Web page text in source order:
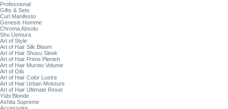
Professional
Gifts & Sets
Curl Manifesto
Genesis Homme
Chroma Absolu
Shu Uemura
Art of Style
Art of Hair Silk Bloom
Art of Hair Shusu Sleek
Art of Hair Prime Plenish
Art of Hair Muroto Volume
Art of Oils
Art of Hair Color Lustre
Art of Hair Urban Moisture
Art of Hair Ultimate Reset
Yūbi Blonde
Ashita Supreme